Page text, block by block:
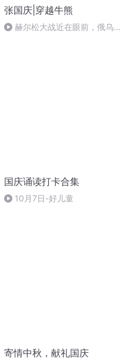
张国庆|穿越牛熊
赫尔松大战近在眼前，俄乌冲
国庆诵读打卡合集
10月7日-好儿童
寄情中秋，献礼国庆